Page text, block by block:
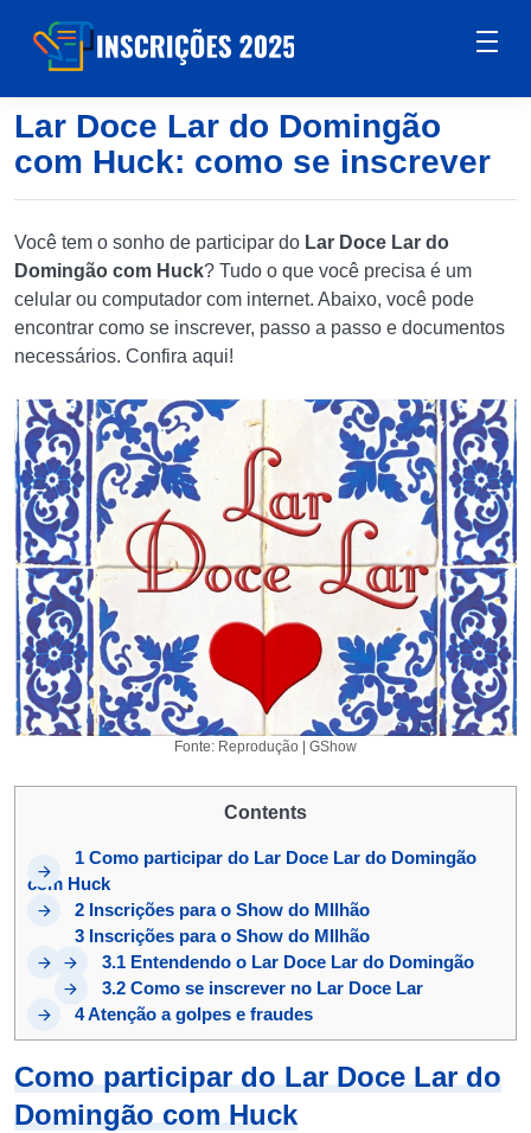
Lar Doce Lar do Domingão
com Huck: como se inscrever
Você tem o sonho de participar do Lar Doce Lar do
Domingão com Huck? Tudo o que você precisa é um
celular ou computador com internet. Abaixo, você pode
encontrar como se inscrever, passo a passo e documentos
necessários. Confira aqui!
Fonte: Reprodução | GShow
Contents
1 Como participar do Lar Doce Lar do Domingão
com Huck
2 Inscrições para o Show do MIlhão
3 Inscrições para o Show do MIlhão
3.1Entendendo o Lar Doce Lar do Domingão
3.2Como se inscrever no Lar Doce Lar
4Atenção a golpes e fraudes
Como participar do Lar Doce Lar do
Domingão com Huck